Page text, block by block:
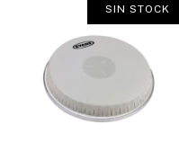
SIN STOCK